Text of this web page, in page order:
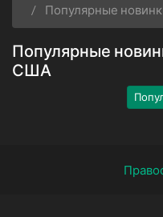
Популярные
Популярные
США